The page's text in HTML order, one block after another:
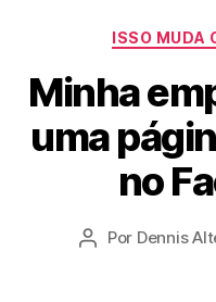
ISSO MUDA
Minha
uma
no
Autor
Por Dennis